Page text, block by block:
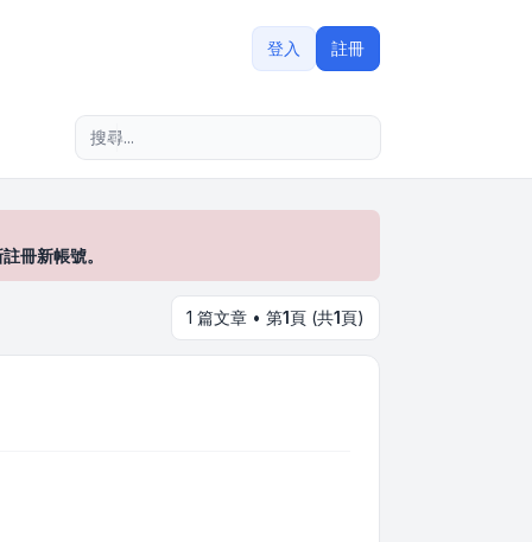
登入 註冊
冊新帳號。
1 篇文章 • 第1頁 (共1頁)